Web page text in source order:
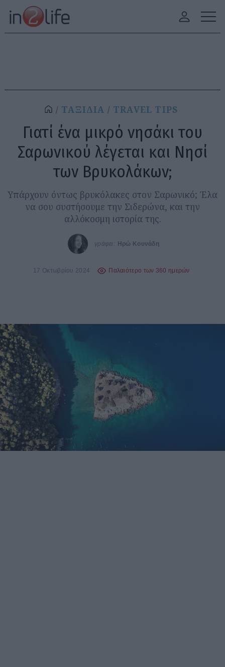
ΤΑΞΙΔΙΑ TRAVEL TIPS
Γιατί ένα μικρό νησάκι του
Σαρωνικού λέγεται και Νησί
των Βρυκολάκων;
Υπάρχουν όντως βρυκόλακες στον Σαρωνικό; Έλα
να σου συστήσουμε την Σιδερώνα, και την
αλλόκοσμη ιστορία της.
γράφει: Ηρώ Κουνάδη
17 Οκτωβρίου 2024 Παλαιότερο των 360 ημερών